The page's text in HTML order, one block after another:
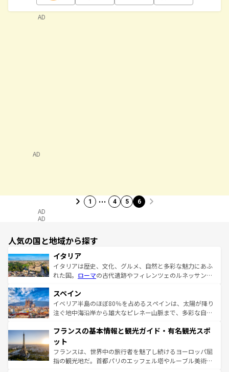
AD
1 … 4 5 6
AD
AD
人気の国と地域から探す
イタリア
イタリアは歴史、文化、グルメ、自然と多彩な魅力にあふ
れた国。 ローマの古代遺跡やフィレンツェのルネッサンス
ろん、トスカーナの美しい田園風景やアマルフィ海岸の絶
景など、自然景観も見逃せない。観光の合間には、本場の
ピザやパスタなど、絶品のイタリア料理を堪能することも
ませてくれるイタリアで、忘れられない旅をしてみよう！
なお、新着のイタリア情報は
しい。
スペイン
イベリア半島のほぼ80％を占めるスペインは、太陽が降り
注ぐ地中海沿岸から雄大なピレネー山脈まで、多彩な自然
文化が根付くこの国では、情熱的なフラメンコ、熱気あふ
れる闘牛、そして美味しいタパスが生活の一部となってい
る。首都マドリードの洗練された雰囲気や、バルセロナの
アートに溢れた街角から、地方では古代ローマ遺跡や中世
フランスの基本情報と観光ガイド・有名観光スポ
ット
フランスは、世界中の旅行者を魅了し続けるヨーロッパ屈
指の観光地だ。首都パリのエッフェル塔やルーブル美術館
AD